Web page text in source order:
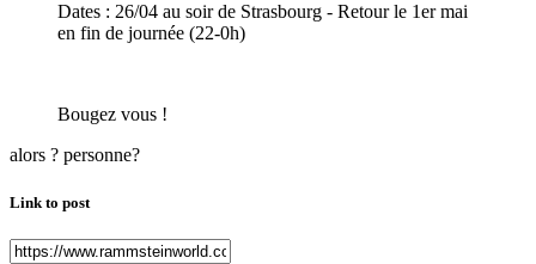
Dates : 26/04 au soir de Strasbourg - Retour le 1er mai
en fin de journée (22-0h)
Bougez vous !
alors ? personne?
Link to post